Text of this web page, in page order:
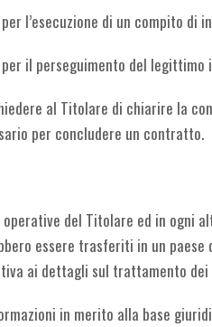
l’esecuzione di un compito
il perseguimento del
al Titolare di chiarire la
per concludere un contratto.
del Titolare ed in
essere trasferiti in un
ai dettagli sul trattamento dei
in merito alla base